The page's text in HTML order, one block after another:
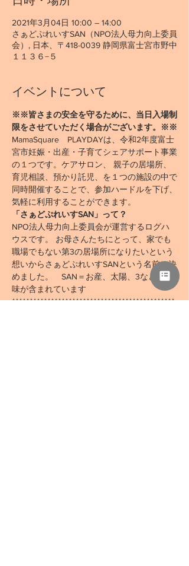
2021年3月04日 10:00 – 14:00
さぁどぷれいすSAN（NPO法人母力向上委員
会）, 日本、〒418-0039 静岡県富士宮市野中
１１３６−５
イベントについて
※※皆さまの安全を守るために、当日入場制
限をさせていただく場合がございます。※※
MamaSquare　PLAYDAYは、令和2年度富士
宮市妊娠・出産・子育てシェアサポート事業
の１つです。ケアサロン、 親子の居場所、
育児相談、預かり託児、を１つの施設の中で
同時開催することで、参加ハードルを下げ、
気軽に利用することができます。
「さぁどぷれいすSAN」って？
NPO法人母力向上委員会が運営するログハ
ウスです。 お母さんたちにとって、家でも
職場でもない第3の居場所になりたいという
想いからさぁどぷれいすSANという名前に決
めました。　SAN＝お産、太陽、3などの意
味が含まれています
^^^^^^^^^^^^^^^^^^^^^^^^^^^^^^^^^^^^^^^^^^^^^^